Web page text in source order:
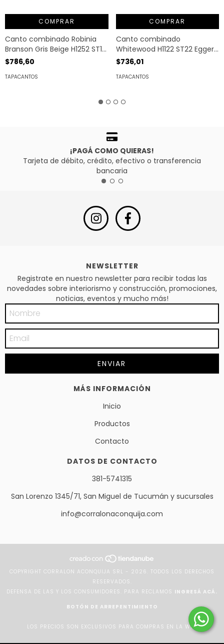
COMPRAR
Canto combinado Robinia
Branson Gris Beige H1252 ST19
Egger MT. LINEAL
$786,60
TAPACANTOS
COMPRAR
Canto combinado
Whitewood H1122 ST22 Egger
MT. LINEAL
$736,01
TAPACANTOS
¡PAGÁ COMO QUIERAS!
Tarjeta de débito, crédito, efectivo o transferencia
bancaria
NEWSLETTER
Registrate en nuestro newsletter para recibir todas las
novedades sobre interiorismo y construcción, promociones,
noticias, eventos y mucho más!
MÁS INFORMACIÓN
Inicio
Productos
Contacto
DATOS DE CONTACTO
381-5741315
San Lorenzo 1345/71, San Miguel de Tucumán y sucursales
info@corralonaconquija.com
COPYRIGHT CORRALON ACONQUIJA SRL - 2026. TODOS LOS DERECHOS
RESERVADOS.
DEFENSA DE LAS Y LOS CONSUMIDORES. PARA RECLAMOS INGRESÁ ACÁ.
BOTÓN DE ARREPENTIMIENTO
LOS PRECIOS SON EXCLUSIVOS PARA COMPRAS EN LA WEB